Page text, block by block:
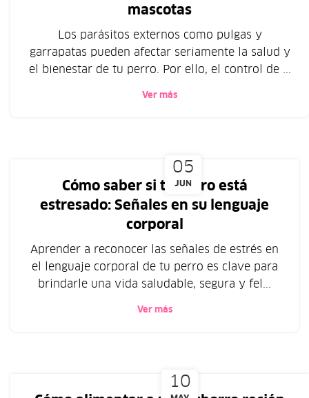
mascotas
Los parásitos externos como pulgas y
garrapatas pueden afectar seriamente la salud y
el bienestar de tu perro. Por ello, el control de ...
Ver más
05
JUN
Cómo saber si tu perro está
estresado: Señales en su lenguaje
corporal
Aprender a reconocer las señales de estrés en
el lenguaje corporal de tu perro es clave para
brindarle una vida saludable, segura y fel...
Ver más
10